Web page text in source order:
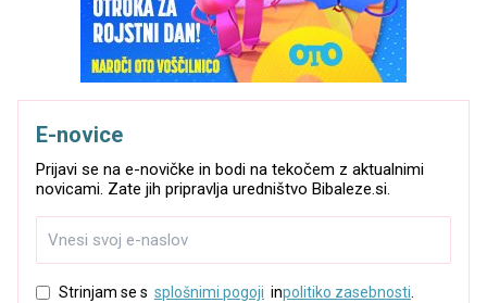
E-novice
Prijavi se na e-novičke in bodi na tekočem z aktualnimi
novicami. Zate jih pripravlja uredništvo Bibaleze.si.
Strinjam se s splošnimi pogoji inpolitiko zasebnosti.